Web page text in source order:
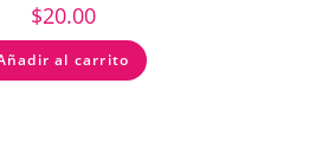
$20.00
al carrito